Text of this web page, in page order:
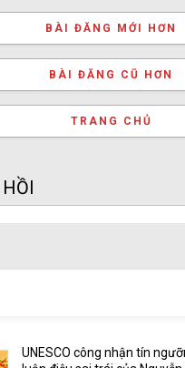
BÀI ĐĂNG MỚI HƠN
BÀI ĐĂNG CŨ HƠN
TRANG CHỦ
UNESCO công nhận tín